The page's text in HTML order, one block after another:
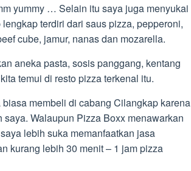
yummy … Selain itu saya juga menyukai
terdiri dari saus pizza, pepperoni,
cube, jamur, nanas dan mozarella.
aneka pasta, sosis panggang, kentang
temui di resto pizza terkenal itu.
membeli di cabang Cilangkap karena
Walaupun Pizza Boxx menawarkan
lebih suka memanfaatkan jasa
kurang lebih 30 menit – 1 jam pizza